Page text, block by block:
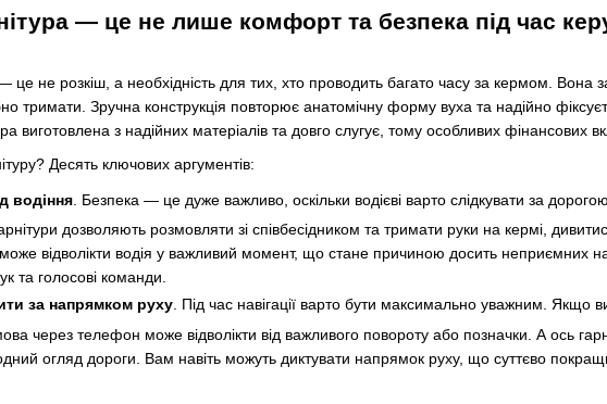
— це не лише комфорт та безпека під час
не розкіш, а необхідність для тих, хто проводить багато часу за кермом. Вона
тримати. Зручна конструкція повторює анатомічну форму вуха та надійно
виготовлена з надійних матеріалів та довго слугує, тому особливих фінансових
Десять ключових аргументів:
водіння . Безпека — це дуже важливо, оскільки водієві варто слідкувати за
дозволяють розмовляти зі співбесідником та тримати руки на кермі,
відволікти водія у важливий момент, що стане причиною досить неприємних
та голосові команди.
за напрямком руху . Під час навігації варто бути максимально уважним. Якщо
через телефон може відволікти від важливого повороту або позначки. А ось
огляд дороги. Вам навіть можуть диктувати напрямок руху, що суттєво